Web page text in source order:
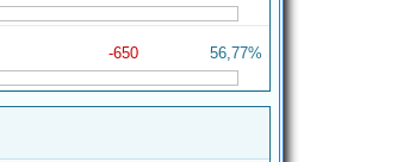
-650 56,77%